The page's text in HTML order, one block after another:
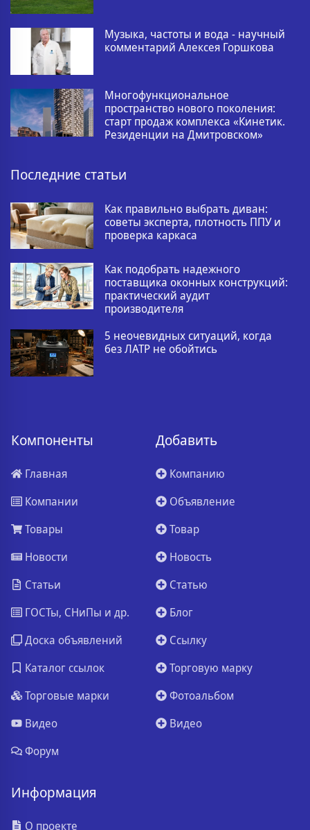
Музыка, частоты и вода - научный
комментарий Алексея Горшкова
Многофункциональное
пространство нового поколения:
старт продаж комплекса «Кинетик.
Резиденции на Дмитровском»
Последние статьи
Как правильно выбрать диван:
советы эксперта, плотность ППУ и
проверка каркаса
Как подобрать надежного
поставщика оконных конструкций:
практический аудит
производителя
5 неочевидных ситуаций, когда
без ЛАТР не обойтись
Компоненты
Главная
Компании
Товары
Новости
Статьи
ГОСТы, СНиПы и др.
Доска объявлений
Каталог ссылок
Торговые марки
Видео
Форум
Добавить
Компанию
Объявление
Товар
Новость
Статью
Блог
Ссылку
Торговую марку
Фотоальбом
Видео
Информация
О проекте